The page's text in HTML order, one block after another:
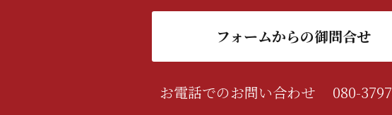
フォームからの御問合せ
お電話でのお問い合わせ 080-